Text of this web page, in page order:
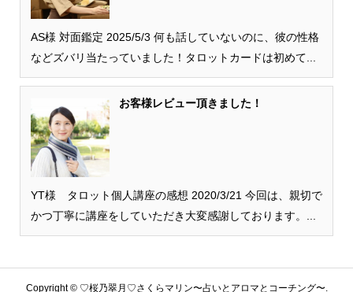
AS様 対面鑑定 2025/5/3 何も話していないのに、彼の性格
などズバリ当たっていました！タロットカードは初めて...
お客様レビュー頂きました！
YT様 タロット個人講座の感想 2020/3/21 今回は、親切で
かつ丁寧に講座をしていただき大変感謝しております。...
Copyright ©♡桜乃翠月♡さくらマリン〜占いとアロマとコーチング〜.